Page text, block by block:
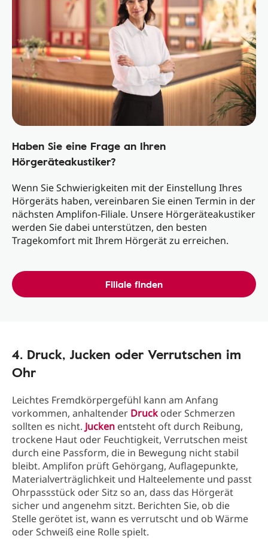
Haben Sie eine Frage an Ihren
Hörgeräteakustiker?
Wenn Sie Schwierigkeiten mit der Einstellung Ihres
Hörgeräts haben, vereinbaren Sie einen Termin in der
nächsten Amplifon-Filiale. Unsere Hörgeräteakustiker
werden Sie dabei unterstützen, den besten
Tragekomfort mit Ihrem Hörgerät zu erreichen.
Filiale finden
4. Druck, Jucken oder Verrutschen im
Ohr
Leichtes Fremdkörpergefühl kann am Anfang
vorkommen, anhaltender Druckoder Schmerzen
sollten es nicht. Jucken entsteht oft durch Reibung,
trockene Haut oder Feuchtigkeit, Verrutschen meist
durch eine Passform, die in Bewegung nicht stabil
bleibt. Amplifon prüft Gehörgang, Auflagepunkte,
Materialverträglichkeit und Halteelemente und passt
Ohrpassstück oder Sitz so an, dass das Hörgerät
sicher und angenehm sitzt. Berichten Sie, ob die
Stelle gerötet ist, wann es verrutscht und ob Wärme
oder Schweiß eine Rolle spielt.